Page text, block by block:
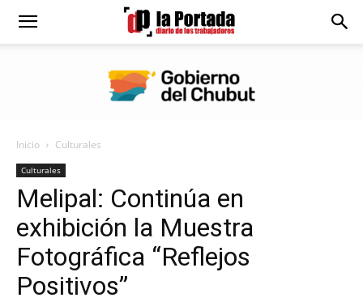
Diario
Portada
Inicio Culturales
Culturales
Melipal: Continúa en
exhibición la Muestra
Fotográfica “Reflejos
Positivos”